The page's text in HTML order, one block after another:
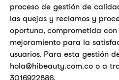
proceso de gestión de
las quejas y reclamos y
oportuna, comprometida
mejoramiento para la
usuarios. Para esta gestión
hola@hibeauty.com.co o a
3016922886.